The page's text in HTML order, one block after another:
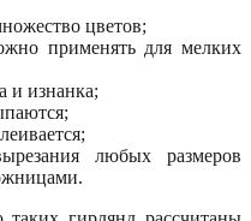
цветов;
применять для мелких
и изнанка;
любых размеров